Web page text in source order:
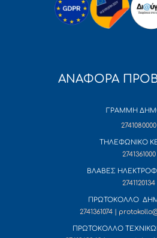
ΑΝΑΦΟΡΑ
ΓΡΑΜΜΗ
2741080000
ΤΗΛΕΦΩΝΙΚΟ
2741361000
ΒΛΑΒΕΣ
2741120134
ΠΡΩΤΟΚΟΛΛΟ
2741361074 |
ΠΡΩΤΟΚΟΛΛΟ